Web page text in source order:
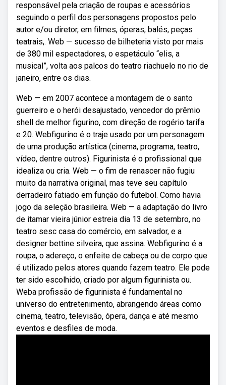
responsável pela criação de roupas e acessórios
seguindo o perfil dos personagens propostos pelo
autor e/ou diretor, em filmes, óperas, balés, peças
teatrais,. Web — sucesso de bilheteria visto por mais
de 380 mil espectadores, o espetáculo “elis, a
musical”, volta aos palcos do teatro riachuelo no rio de
janeiro, entre os dias.
Web — em 2007 acontece a montagem de o santo
guerreiro e o herói desajustado, vencedor do prêmio
shell de melhor figurino, com direção de rogério tarifa
e 20. Webfigurino é o traje usado por um personagem
de uma produção artística (cinema, programa, teatro,
vídeo, dentre outros). Figurinista é o profissional que
idealiza ou cria. Web — o fim de renascer não fugiu
muito da narrativa original, mas teve seu capítulo
derradeiro fatiado em função do futebol. Como havia
jogo da seleção brasileira. Web — a adaptação do livro
de itamar vieira júnior estreia dia 13 de setembro, no
teatro sesc casa do comércio, em salvador, e a
designer bettine silveira, que assina. Webfigurino é a
roupa, o adereço, o enfeite de cabeça ou de corpo que
é utilizado pelos atores quando fazem teatro. Ele pode
ter sido escolhido, criado por algum figurinista ou.
Weba profissão de figurinista é fundamental no
universo do entretenimento, abrangendo áreas como
cinema, teatro, televisão, ópera, dança e até mesmo
eventos e desfiles de moda.